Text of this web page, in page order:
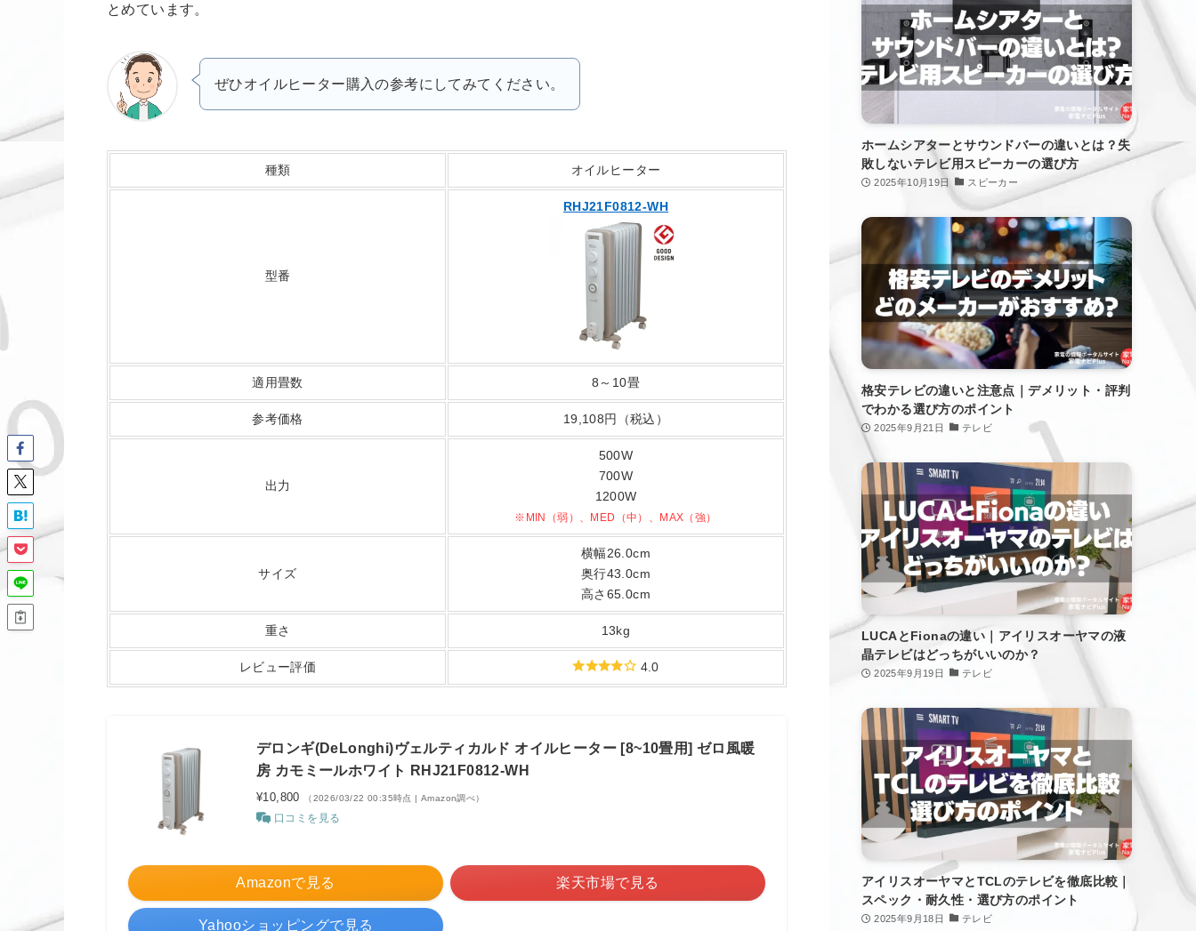
とめています。
ぜひオイルヒーター購入の参考にしてみてください。
種類 オイルヒーター
型番
RHJ21F0812-WH
適用畳数 8～10畳
参考価格 19,108円（税込）
出力
500W
700W
1200W
※MIN（弱）、MED（中）、MAX（強）
サイズ
横幅26.0cm
奥行43.0cm
高さ65.0cm
重さ 13kg
レビュー評価 4.0
デロンギ(DeLonghi)ヴェルティカルド オイルヒーター [8~10畳用] ゼロ風暖
房 カモミールホワイト RHJ21F0812-WH
¥10,800 （2026/03/22 00:35時点 | Amazon調べ）
口コミを見る
Amazonで見る 楽天市場で見る
Yahooショッピングで見る
ホームシアターとサウンドバーの違いとは？失
敗しないテレビ用スピーカーの選び方
2025年10月19日 スピーカー
格安テレビの違いと注意点｜デメリット・評判
でわかる選び方のポイント
2025年9月21日 テレビ
LUCAとFionaの違い｜アイリスオーヤマの液
晶テレビはどっちがいいのか？
2025年9月19日 テレビ
アイリスオーヤマとTCLのテレビを徹底比較｜
スペック・耐久性・選び方のポイント
2025年9月18日 テレビ